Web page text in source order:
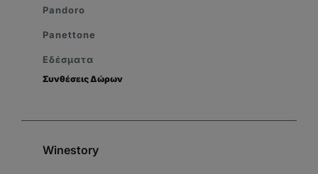
Pandoro
Panettone
Εδέσματα
Συνθέσεις Δώρων
Winestory